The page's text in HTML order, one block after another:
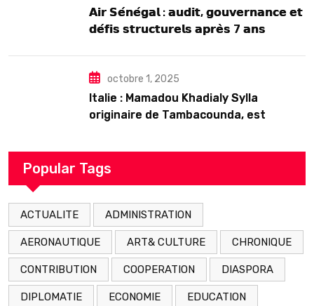
𝗔𝗶𝗿 𝗦𝗲́𝗻𝗲́𝗴𝗮𝗹 : 𝗮𝘂𝗱𝗶𝘁, 𝗴𝗼𝘂𝘃𝗲𝗿𝗻𝗮𝗻𝗰𝗲 𝗲𝘁
𝗱𝗲́𝗳𝗶𝘀 𝘀𝘁𝗿𝘂𝗰𝘁𝘂𝗿𝗲𝗹𝘀 𝗮𝗽𝗿𝗲̀𝘀 7 𝗮𝗻𝘀
octobre 1, 2025
Italie : Mamadou Khadialy Sylla
originaire de Tambacounda, est
Popular Tags
ACTUALITE ADMINISTRATION
AERONAUTIQUE ART& CULTURE CHRONIQUE
CONTRIBUTION COOPERATION DIASPORA
DIPLOMATIE ECONOMIE EDUCATION